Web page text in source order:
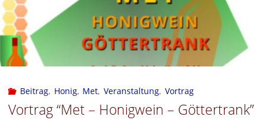
Petschinka-
Hegerfeld"
Beitrag, Honig, Met, Veranstaltung, Vortrag
Vortrag “Met – Honigwein – Göttertrank”